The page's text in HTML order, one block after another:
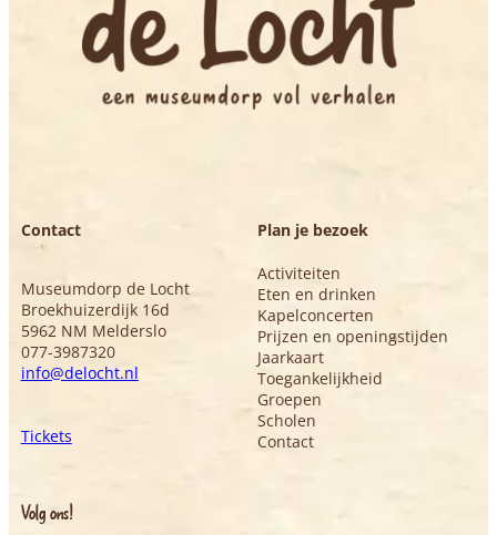
Contact
Museumdorp de Locht
Broekhuizerdijk 16d
5962 NM Melderslo
077-3987320
info@delocht.nl
Tickets
Volg ons!
Plan je bezoek
Activiteiten
Eten en drinken
Kapelconcerten
Prijzen en openingstijden
Jaarkaart
Toegankelijkheid
Groepen
Scholen
Contact